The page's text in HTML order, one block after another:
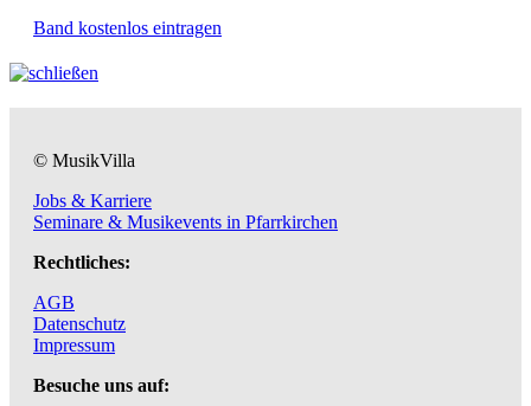
Band kostenlos eintragen
© MusikVilla
Jobs & Karriere
Seminare & Musikevents in Pfarrkirchen
Rechtliches:
AGB
Datenschutz
Impressum
Besuche uns auf: